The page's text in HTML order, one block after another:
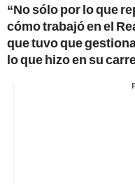
“No sólo por lo que
cómo trabajó en el
que tuvo que
lo que hizo en su